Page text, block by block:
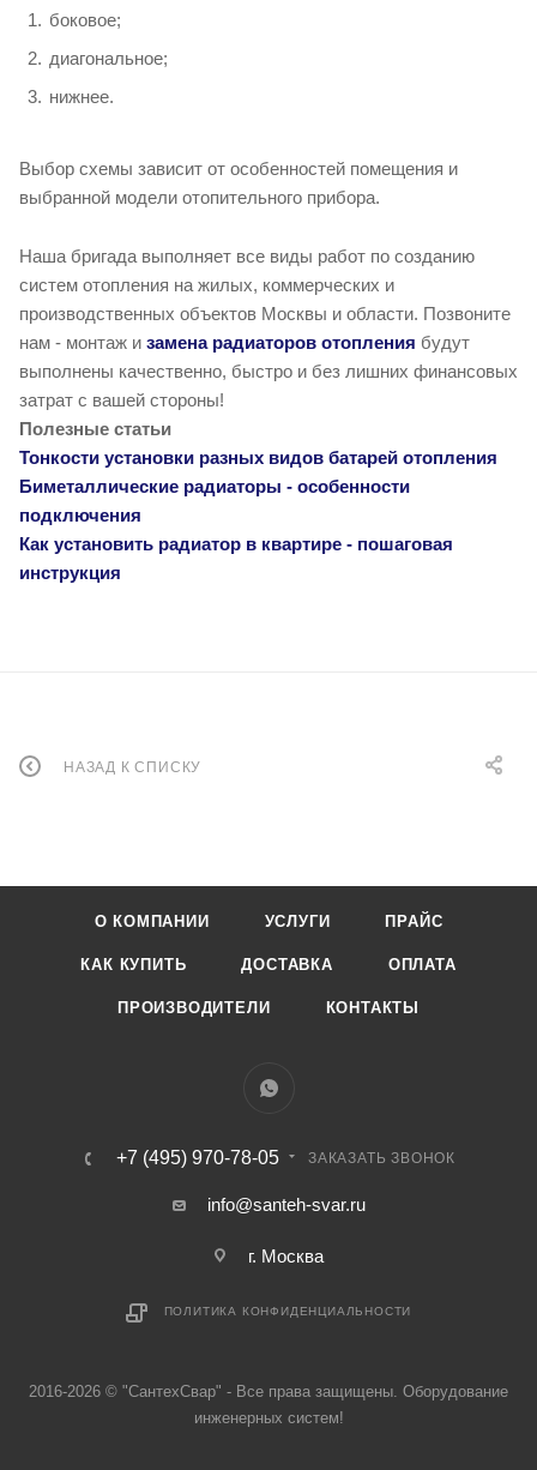
боковое;
диагональное;
нижнее.
Выбор схемы зависит от особенностей помещения и
выбранной модели отопительного прибора.
Наша бригада выполняет все виды работ по созданию
систем отопления на жилых, коммерческих и
производственных объектов Москвы и области. Позвоните
нам - монтаж и замена радиаторов отопления будут
выполнены качественно, быстро и без лишних финансовых
затрат с вашей стороны!
Полезные статьи
Тонкости установки разных видов батарей отопления
Биметаллические радиаторы - особенности
подключения
Как установить радиатор в квартире - пошаговая
инструкция
НАЗАД К СПИСКУ
О КОМПАНИИ УСЛУГИ ПРАЙС
КАК КУПИТЬ ДОСТАВКА ОПЛАТА
ПРОИЗВОДИТЕЛИ КОНТАКТЫ
+7 (495) 970-78-05 ЗАКАЗАТЬ ЗВОНОК
info@santeh-svar.ru
г. Москва
ПОЛИТИКА КОНФИДЕНЦИАЛЬНОСТИ
2016-2026 © "СантехСвар" - Все права защищены. Оборудование
инженерных систем!